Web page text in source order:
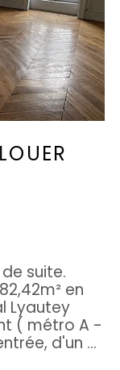
suite.
en
Lyautey
( métro A -
d'un ...